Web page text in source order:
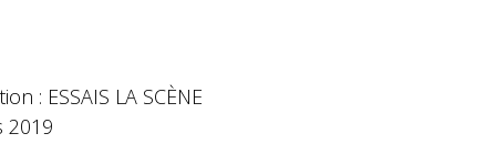
: ESSAIS LA SCÈNE
2019